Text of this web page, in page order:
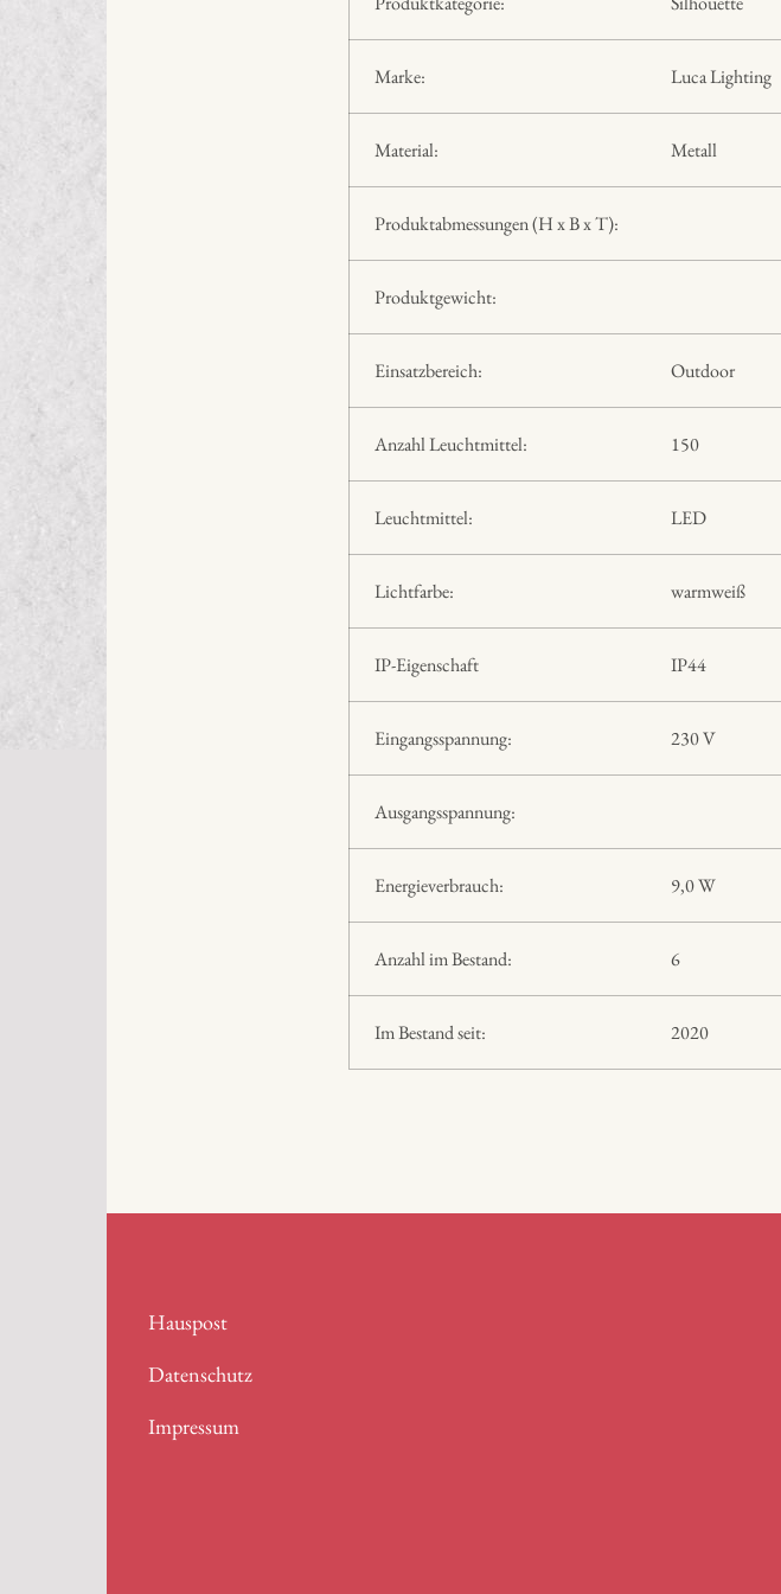
Marke: Luca Lighting
Material: Metall
Produktabmessungen (H x B x T):
Produktgewicht:
Einsatzbereich: Outdoor
Anzahl Leuchtmittel: 150
Leuchtmittel: LED
Lichtfarbe: warmweiß
IP-Eigenschaft IP44
Eingangsspannung: 230 V
Ausgangsspannung:
Energieverbrauch: 9,0 W
Anzahl im Bestand: 6
Im Bestand seit: 2020
Hauspost
Datenschutz
Impressum